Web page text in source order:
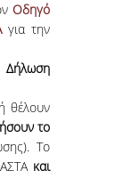
Οδηγό
για την
Δήλωση
θέλουν
το
Το
και